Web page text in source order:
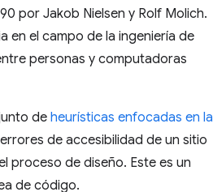
por Jakob Nielsen y Rolf Molich.
en el campo de la ingeniería de
personas y computadoras
deheurísticas enfocadas en la
de accesibilidad de un sitio
proceso de diseño. Este es un
de código.